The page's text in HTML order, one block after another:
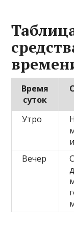
Время
суток
Утро
Вечер